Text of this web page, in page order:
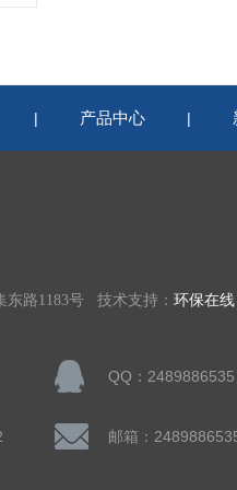
| 产品中心 |
东路1183号 技术支持： 环保在线
QQ：2489886535
邮箱：